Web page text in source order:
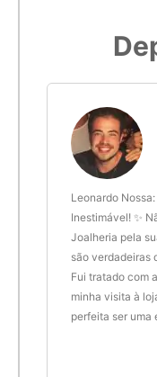
Leonardo
Inestimável! ✨
Joalheria pela
são verdadeiras
Fui tratado com
minha visita à
perfeita ser uma